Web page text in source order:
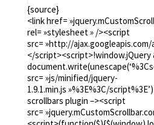
Los cursos
La meditación activa y el
20:00(excepto durante las
Lugar:Curly’s Bloom, 29 rue
Los talleres:
Un sábado al mes. Puede
Lugar:Espace des 2 Rives, 4
{source}
<link href=
rel= »stylesheet » /><script
src= »http://
</script><script>!window.jQuery
src= »js/minified/jquery-
1.9.1.min.js »%3E%3C/
scrollbars plugin –><script
src=